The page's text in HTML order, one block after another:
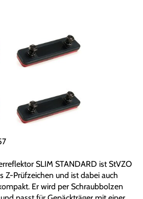
SLIM STANDARD ist StVZO
Z-Prüfzeichen und ist dabei auch
Er wird per Schraubbolzen